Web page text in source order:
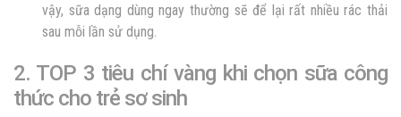
vậy, sữa dạng dùng ngay thường sẽ để lại rất nhiều rác thải
sau mỗi lần sử dụng.
2. TOP 3 tiêu chí vàng khi chọn sữa công
thức cho trẻ sơ sinh